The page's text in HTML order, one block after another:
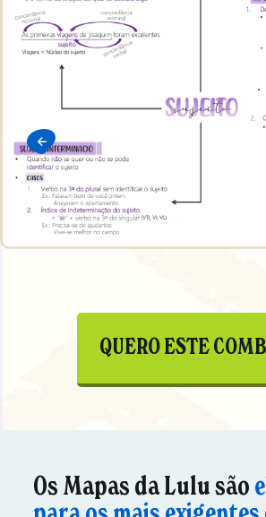
QUERO ESTE
Os Mapas da Lulu são